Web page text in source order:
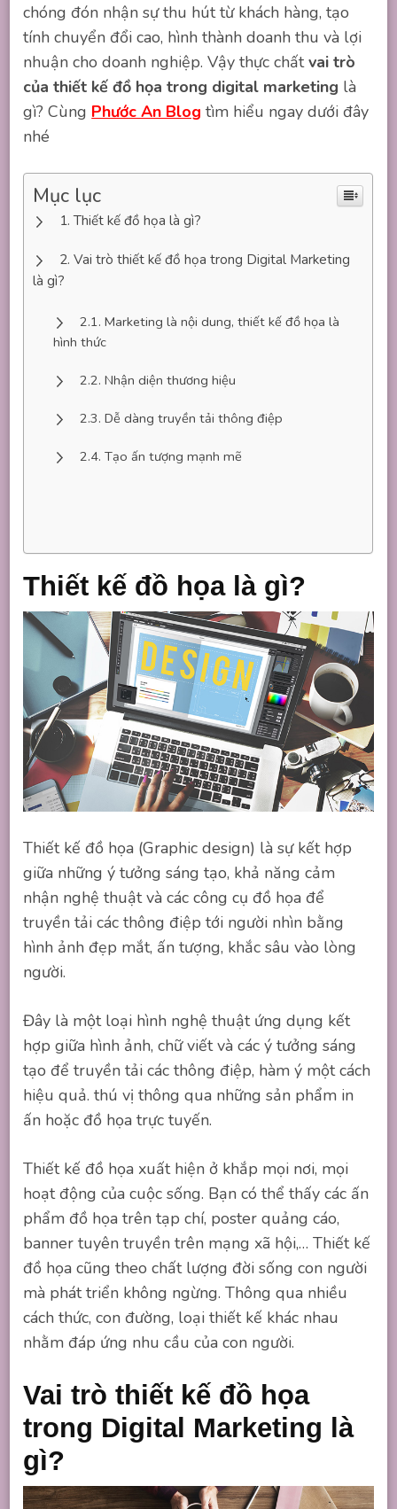
chóng đón nhận sự thu hút từ khách hàng, tạo
tính chuyển đổi cao, hình thành doanh thu và lợi
nhuận cho doanh nghiệp. Vậy thực chấtvai trò
của thiết kế đồ họa trong digital marketing là
gì? Cùng Phước An Blog tìm hiểu ngay dưới đây
nhé
Mục lục
Thiết kế đồ họa là gì?
Vai trò thiết kế đồ họa trong Digital Marketing
là gì?
Marketing là nội dung, thiết kế đồ họa là
hình thức
Nhận diện thương hiệu
Dễ dàng truyền tải thông điệp
Tạo ấn tượng mạnh mẽ
Thiết kế đồ họa là gì?
Thiết kế đồ họa (Graphic design) là sự kết hợp
giữa những ý tưởng sáng tạo, khả năng cảm
nhận nghệ thuật và các công cụ đồ họa để
truyền tải các thông điệp tới người nhìn bằng
hình ảnh đẹp mắt, ấn tượng, khắc sâu vào lòng
người.
Đây là một loại hình nghệ thuật ứng dụng kết
hợp giữa hình ảnh, chữ viết và các ý tưởng sáng
tạo để truyền tải các thông điệp, hàm ý một cách
hiệu quả. thú vị thông qua những sản phẩm in
ấn hoặc đồ họa trực tuyến.
Thiết kế đồ họa xuất hiện ở khắp mọi nơi, mọi
hoạt động của cuộc sống. Bạn có thể thấy các ấn
phẩm đồ họa trên tạp chí, poster quảng cáo,
banner tuyên truyền trên mạng xã hội,… Thiết kế
đồ họa cũng theo chất lượng đời sống con người
mà phát triển không ngừng. Thông qua nhiều
cách thức, con đường, loại thiết kế khác nhau
nhằm đáp ứng nhu cầu của con người.
Vai trò thiết kế đồ họa
trong Digital Marketing là
gì?